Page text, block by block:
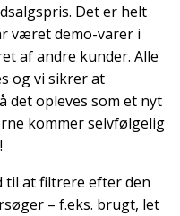
Det er helt
været demo-varer i
af andre kunder. Alle
og vi sikrer at
det opleves som et nyt
kommer selvfølgelig
til at filtrere efter den
– f.eks. brugt, let